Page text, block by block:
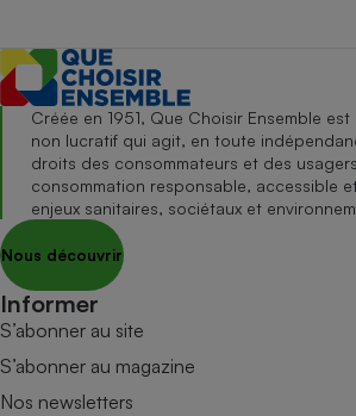
Créée en 1951, Que Choisir Ensemble
non lucratif qui agit, en toute
droits des consommateurs et des
consommation responsable, accessible
enjeux sanitaires, sociétaux et
Nous découvrir
Informer
S’abonner au site
S’abonner au magazine
Nos newsletters